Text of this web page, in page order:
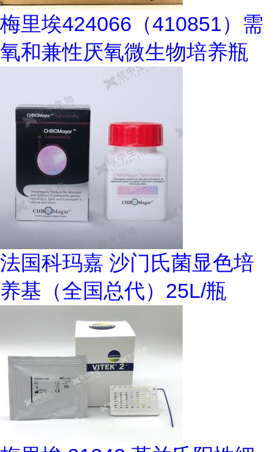
梅里埃424066（410851）需
氧和兼性厌氧微生物培养瓶
法国科玛嘉 沙门氏菌显色培
养基（全国总代）25L/瓶